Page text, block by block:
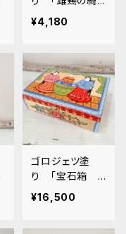
麗なケース」 7
cm
¥4,180
ゴロジェツ塗
り 「宝石箱
ご婦人のティー
タイム」 14x19
¥16,500